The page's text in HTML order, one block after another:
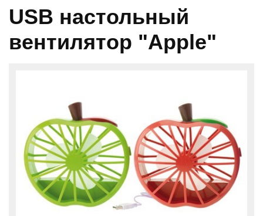
USB настольный
вентилятор "Apple"